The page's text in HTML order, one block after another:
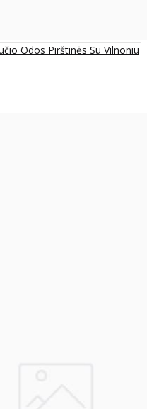
Odos Pirštinės Su Vilnoniu